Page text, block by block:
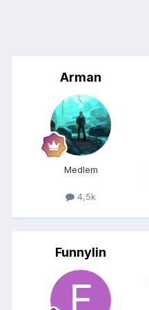
Arman
Medlem
4,5k
Funnylin